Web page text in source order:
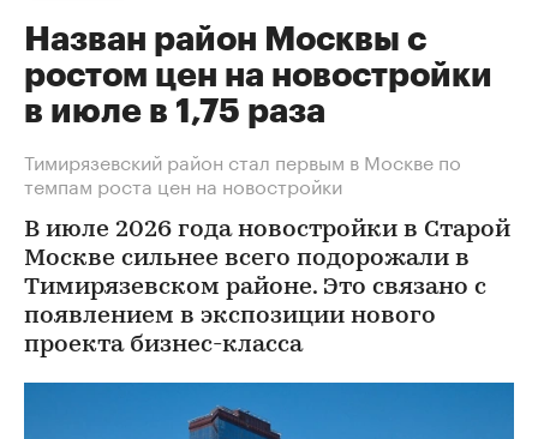
Назван район Москвы с
ростом цен на новостройки
в июле в 1,75 раза
Тимирязевский район стал первым в Москве по
темпам роста цен на новостройки
В июле 2026 года новостройки в Старой
Москве сильнее всего подорожали в
Тимирязевском районе. Это связано с
появлением в экспозиции нового
проекта бизнес-класса